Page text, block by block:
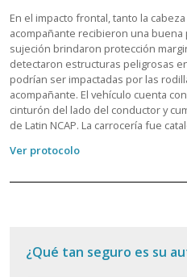
En el impacto frontal, tanto la
acompañante recibieron una buena
sujeción brindaron protección
detectaron estructuras peligrosas
podrían ser impactadas por las
acompañante. El vehículo cuenta
cinturón del lado del conductor y
de Latin NCAP. La carrocería fue
Ver protocolo
¿Qué tan seguro es su